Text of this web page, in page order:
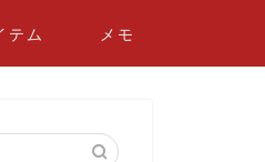
テム メモ